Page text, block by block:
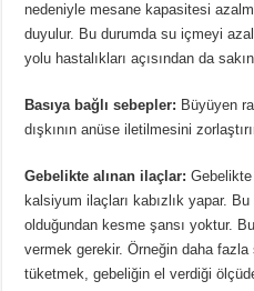
nedeniyle mesane kapasitesi
duyulur. Bu durumda su içmeyi
yolu hastalıkları açısından da
Basıya bağlı sebepler: Büyüyen
dışkının anüse iletilmesini
Gebelikte alınan ilaçlar:
kalsiyum ilaçları kabızlık yapar.
olduğundan kesme şansı yoktur.
vermek gerekir. Örneğin daha
tüketmek, gebeliğin el verdiği